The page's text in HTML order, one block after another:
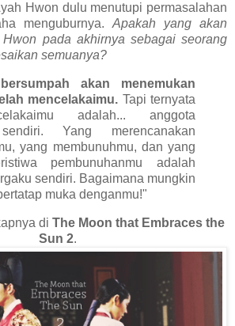
Hwon dulu menutupi permasalahan
menguburnya. Apakah yang akan
pada akhirnya sebagai seorang
semuanya?
akan menemukan
mencelakaimu. Tapi ternyata
adalah... anggota
Yang merencanakan
yang membunuhmu, dan yang
pembunuhanmu adalah
sendiri. Bagaimana mungkin
muka denganmu!"
di The Moon that Embraces the
Sun 2.